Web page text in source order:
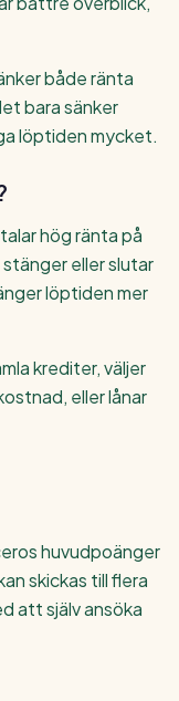
både ränta
bara sänker
löptiden mycket.
hög ränta på
eller slutar
löptiden mer
krediter, väljer
eller lånar
huvudpoänger
skickas till flera
att själv ansöka